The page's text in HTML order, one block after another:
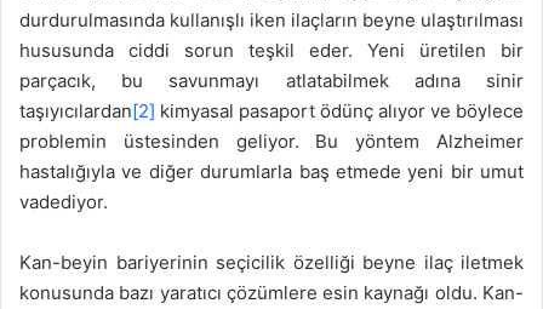
durdurulmasında kullanışlı iken ilaçların beyne ulaştırılması
hususunda ciddi sorun teşkil eder. Yeni üretilen bir
parçacık, bu savunmayı atlatabilmek adına sinir
taşıyıcılardan[2] kimyasal pasaport ödünç alıyor ve böylece
problemin üstesinden geliyor. Bu yöntem Alzheimer
hastalığıyla ve diğer durumlarla baş etmede yeni bir umut
vadediyor.
Kan-beyin bariyerinin seçicilik özelliği beyne ilaç iletmek
konusunda bazı yaratıcı çözümlere esin kaynağı oldu. Kan-